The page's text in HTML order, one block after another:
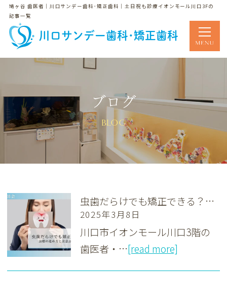
鳩ヶ谷 歯医者｜川口サンデー歯科･矯正歯科｜土日祝も診療イオンモール川口3Fの
記事一覧
川口サンデー歯科･矯正歯科
ブログ
BLOG
虫歯だらけでも矯正できる？治療の進め方と注意点を解説
2025年3月8日
川口市イオンモール川口3階の
歯医者・…[read more]